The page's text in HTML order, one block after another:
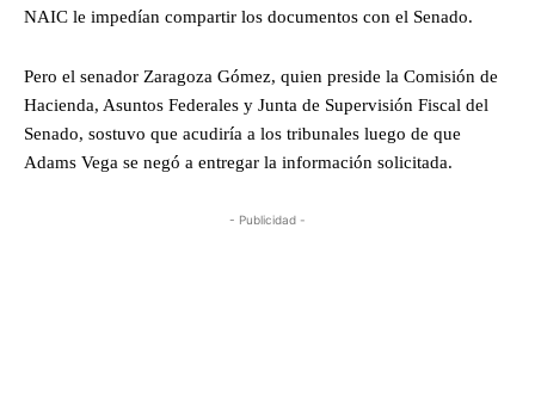
NAIC le impedían compartir los documentos con el Senado.
Pero el senador Zaragoza Gómez, quien preside la Comisión de
Hacienda, Asuntos Federales y Junta de Supervisión Fiscal del
Senado, sostuvo que acudiría a los tribunales luego de que
Adams Vega se negó a entregar la información solicitada.
- Publicidad -